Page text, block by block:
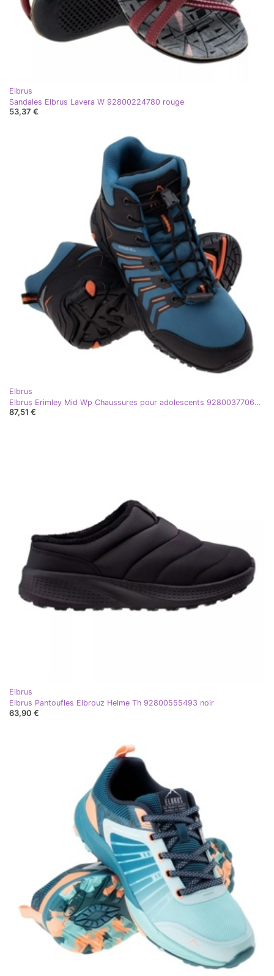
Elbrus
Sandales Elbrus Lavera W 92800224780 rouge
53,37 €
Elbrus
Elbrus Erimley Mid Wp Chaussures pour adolescents 92800377064 noir
87,51 €
Elbrus
Elbrus Pantoufles Elbrouz Helme Th 92800555493 noir
63,90 €